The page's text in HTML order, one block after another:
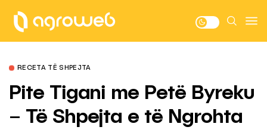
RECETA TË SHPEJTA
Pite Tigani me Petë Byreku
– Të Shpejta e të Ngrohta